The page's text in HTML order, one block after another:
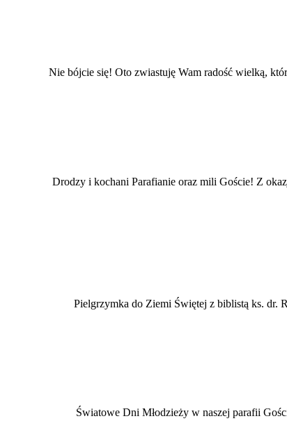
Nie bójcie się! Oto zwiastuję Wam radość wielką,
Drodzy i kochani Parafianie oraz mili Goście! Z
Pielgrzymka do Ziemi Świętej z biblistą ks. dr.
Światowe Dni Młodzieży w naszej parafii